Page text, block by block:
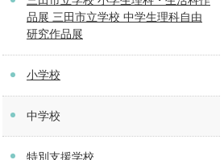
品展 三田市立学校 中学生理科自由
研究作品展
小学校
中学校
特別支援学校